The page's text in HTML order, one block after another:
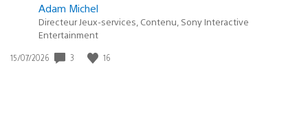
Adam Michel
Directeur Jeux-services, Contenu, Sony Interactive
Entertainment
Date
15/07/2026 3 16